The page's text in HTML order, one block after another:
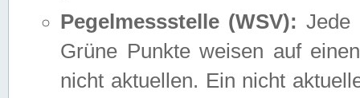
Pegelmessstelle (WSV): Jede
Grüne Punkte weisen auf
nicht aktuellen. Ein nicht